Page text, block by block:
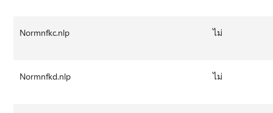
Normnfkc.nlp ไม่
Normnfkd.nlp ไม่